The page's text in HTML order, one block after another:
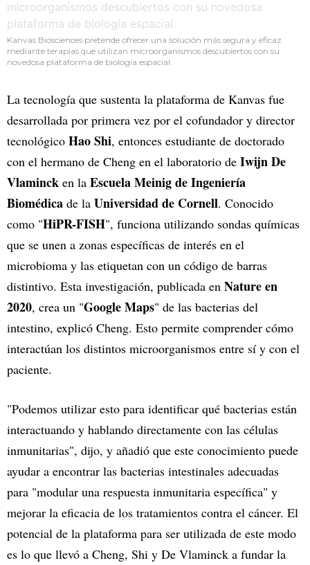
Kanvas Biosciences pretende ofrecer una solución más segura y eficaz
mediante terapias que utilizan microorganismos descubiertos con su
novedosa plataforma de biología espacial.
La tecnología que sustenta la plataforma de Kanvas fue
desarrollada por primera vez por el cofundador y director
tecnológico Hao Shi, entonces estudiante de doctorado
con el hermano de Cheng en el laboratorio de Iwijn De
Vlaminck en la Escuela Meinig de Ingeniería
Biomédica de la Universidad de Cornell. Conocido
como "HiPR-FISH", funciona utilizando sondas químicas
que se unen a zonas específicas de interés en el
microbioma y las etiquetan con un código de barras
distintivo. Esta investigación, publicada en Nature en
2020, crea un "Google Maps" de las bacterias del
intestino, explicó Cheng. Esto permite comprender cómo
interactúan los distintos microorganismos entre sí y con el
paciente.
"Podemos utilizar esto para identificar qué bacterias están
interactuando y hablando directamente con las células
inmunitarias", dijo, y añadió que este conocimiento puede
ayudar a encontrar las bacterias intestinales adecuadas
para "modular una respuesta inmunitaria específica" y
mejorar la eficacia de los tratamientos contra el cáncer. El
potencial de la plataforma para ser utilizada de este modo
es lo que llevó a Cheng, Shi y De Vlaminck a fundar la